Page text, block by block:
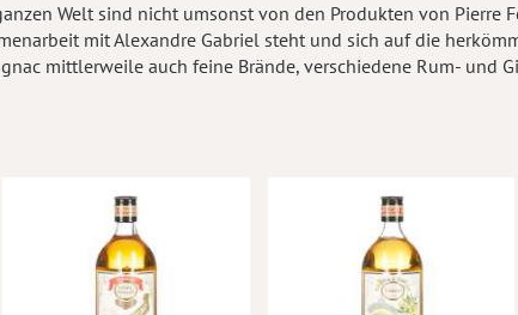
Welt sind nicht umsonst von den Produkten von Pierre
mit Alexandre Gabriel steht und sich auf die
mittlerweile auch feine Brände, verschiedene Rum- und